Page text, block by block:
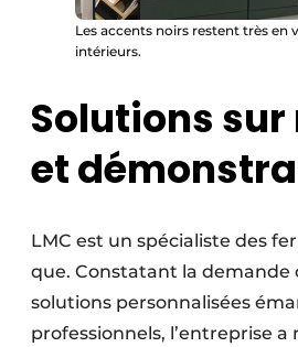
Les accents noirs restent très en
intérieurs.
Solutions
et
LMC est un spécialiste des
que. Constatant la demande
solutions personnalisées
professionnels, l’entreprise a